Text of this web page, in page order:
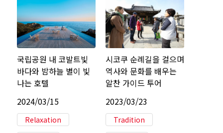
국립공원 내 코발트빛
바다와 밤하늘 별이 빛
나는 호텔
2024/03/15
Relaxation
시코쿠 순례길을 걸으며
역사와 문화를 배우는
알찬 가이드 투어
2023/03/23
Tradition